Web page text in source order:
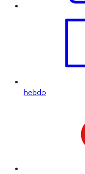
hebdo